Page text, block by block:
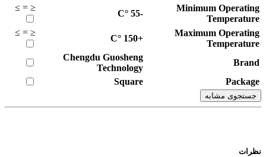
Minimum Operating
Temperature
-55
°C
≤
=
≥
Maximum Operating
Temperature
+150
°C
≤
=
≥
Brand
Chengdu Guosheng
Technology
Package
Square
جستجوی مشابه
نظرات